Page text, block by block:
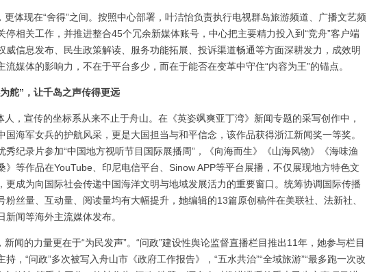
体现在“舍得”之间。按照中心部署，叶洁怡负责执行电视群岛旅游频道、广播文艺频
停相关工作，并推进整合45个冗余新媒体账号，中心把主要精力投入到“竞舟”客户端
威信息发布、民生政策解读、服务功能拓展、投诉渠道畅通等方面深耕发力，成效明
流媒体的影响力，不在于平台多少，而在于能否在变革中守住“内容为王”的锚点。
舵”，让千岛之声传得更远
，宣传的坐标系从来不止于舟山。在《英姿飒爽亚丁湾》新闻专题的采写创作中，
国海军女兵的护航风采，更是大国担当与和平信念，该作品获得浙江新闻奖一等奖。
秀纪录片参加“中国地方视听节目国际展播周”，《向海而生》《山海风物》《海味渔
》等作品在YouTube、印尼电信平台、Sinow APP等平台展播，不仅展现地方特色文
更成为向国际社会传递中国海洋文明与地域发展活力的重要窗口。统筹协调国际传播
粉丝量、互动量、阅读量均有大幅提升，她编辑的13篇原创稿件在美联社、法新社、
新闻等海外主流媒体发布。
闻的力量更在于“为民发声”。“问政”建设性舆论监督直播栏目推出11年，她参与栏目
持，“问政”多次被写入舟山市《政府工作报告》，“五水共治”“全域旅游”“最多跑一次改